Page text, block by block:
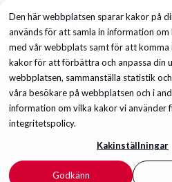
Den här webbplatsen sparar kakor på
används för att samla in information
med vår webbplats samt för att komma
kakor för att förbättra och anpassa din
webbplatsen, sammanställa statistik
våra besökare på webbplatsen och i
information om vilka kakor vi använder
integritetspolicy.
Kakinställningar
Godkänn